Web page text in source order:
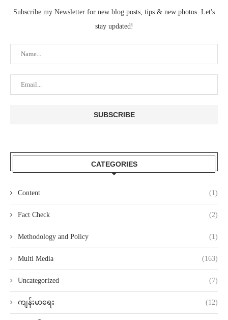
Subscribe my Newsletter for new blog posts, tips & new photos. Let's
stay updated!
CATEGORIES
Content (1)
Fact Check (2)
Methodology and Policy (1)
Multi Media (163)
Uncategorized (7)
ကျန်းမာရေး (12)